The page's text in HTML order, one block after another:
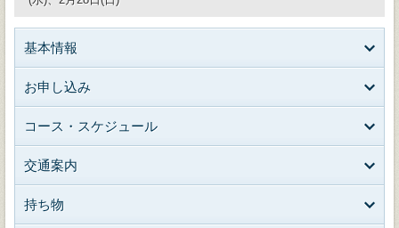
基本情報
お申し込み
コース・スケジュール
交通案内
持ち物